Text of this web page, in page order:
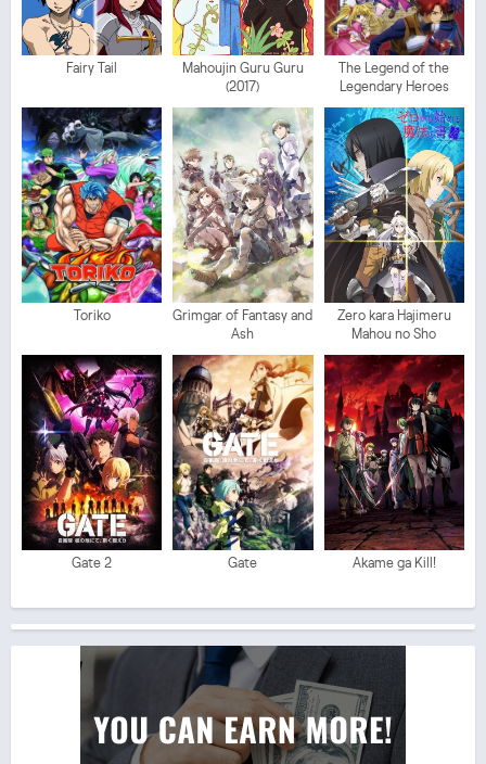
Fairy Tail
Mahoujin Guru Guru
(2017)
The Legend of the
Legendary Heroes
Toriko
Grimgar of Fantasy and
Ash
Zero kara Hajimeru
Mahou no Sho
Gate 2 Gate Akame ga Kill!